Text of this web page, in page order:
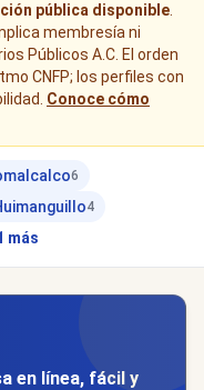
pública disponible
membresía ni
Públicos A.C. El orden
CNFP; los perfiles con
Conoce cómo
6
4
más
en línea, fácil y